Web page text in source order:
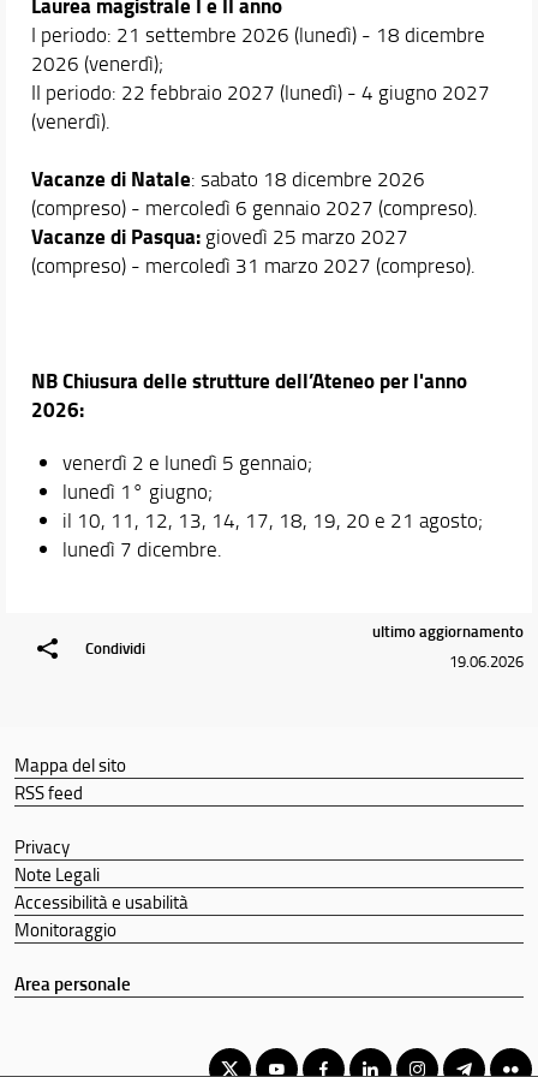
I periodo: 21 settembre 2026 (lunedì) - 18 dicembre
2026 (venerdì);
II periodo: 22 febbraio 2027 (lunedì) - 4 giugno 2027
(venerdì).
Vacanze di Natale: sabato 18 dicembre 2026
(compreso) - mercoledì 6 gennaio 2027 (compreso).
Vacanze di Pasqua: giovedì 25 marzo 2027
(compreso) - mercoledì 31 marzo 2027 (compreso).
NB Chiusura delle strutture dell’Ateneo per l'anno
2026:
venerdì 2 e lunedì 5 gennaio;
lunedì 1° giugno;
il 10, 11, 12, 13, 14, 17, 18, 19, 20 e 21 agosto;
lunedì 7 dicembre.
Condividi
ultimo aggiornamento
19.06.2026
Mappa del sito
RSS feed
Privacy
Note Legali
Accessibilità e usabilità
Monitoraggio
Area personale